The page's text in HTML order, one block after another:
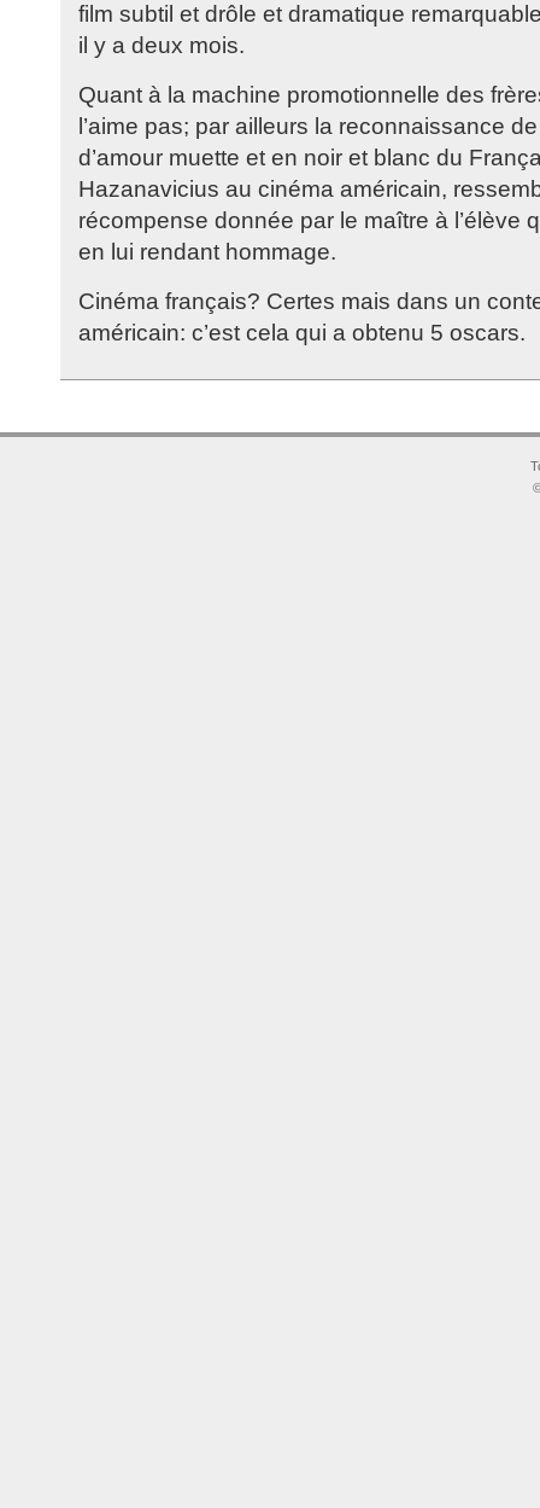
film subtil et drôle et dramatique
il y a deux mois.
Quant à la machine promotionnelle des
l’aime pas; par ailleurs la reconnaissance
d’amour muette et en noir et blanc du
Hazanavicius au cinéma américain,
récompense donnée par le maître à l’élève
en lui rendant hommage.
Cinéma français? Certes mais dans un
américain: c’est cela qui a obtenu 5 oscars.